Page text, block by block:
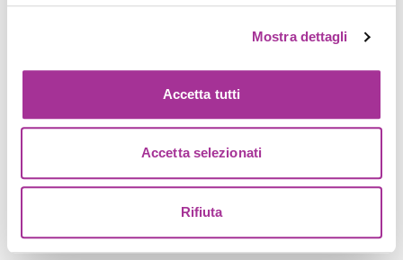
Mostra dettagli
Accetta tutti
Accetta selezionati
Rifiuta